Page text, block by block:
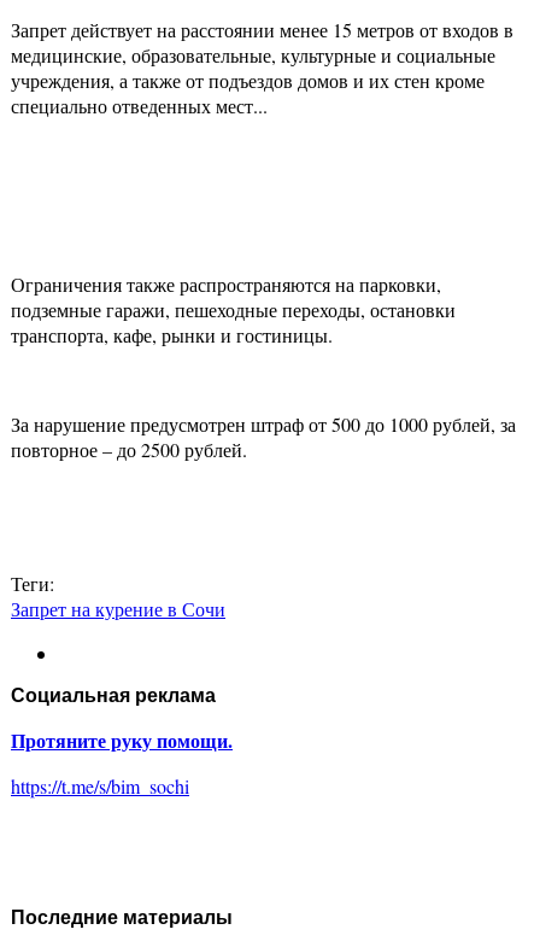
Запрет действует на расстоянии менее 15 метров от входов в
медицинские, образовательные, культурные и социальные
учреждения, а также от подъездов домов и их стен кроме
специально отведенных мест...
Ограничения также распространяются на парковки,
подземные гаражи, пешеходные переходы, остановки
транспорта, кафе, рынки и гостиницы.
За нарушение предусмотрен штраф от 500 до 1000 рублей, за
повторное – до 2500 рублей.
Теги:
Запрет на курение в Сочи
Социальная реклама
Протяните руку помощи.
https://t.me/s/bim_sochi
Последние материалы